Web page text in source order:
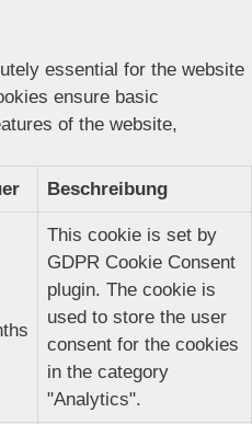
essential for the website
ensure basic
of the website,
Beschreibung
This cookie is set by
GDPR Cookie Consent
plugin. The cookie is
used to store the user
consent for the cookies
in the category
"Analytics".